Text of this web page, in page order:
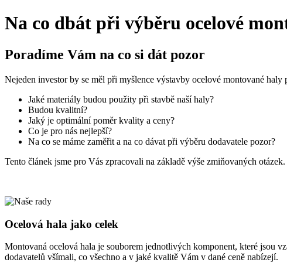
Na co dbát při výběru ocelové
Poradíme Vám na co si dát pozor
Nejeden investor by se měl při myšlence výstavby ocelové montované haly
Jaké materiály budou použity při stavbě naší haly?
Budou kvalitní?
Jaký je optimální poměr kvality a ceny?
Co je pro nás nejlepší?
Na co se máme zaměřit a na co dávat při výběru dodavatele pozor?
Tento článek jsme pro Vás zpracovali na základě výše zmiňovaných
Ocelová hala jako celek
Montovaná ocelová hala je souborem jednotlivých komponent, které jsou
dodavatelů všímali, co všechno a v jaké kvalitě Vám v dané ceně nabízejí.